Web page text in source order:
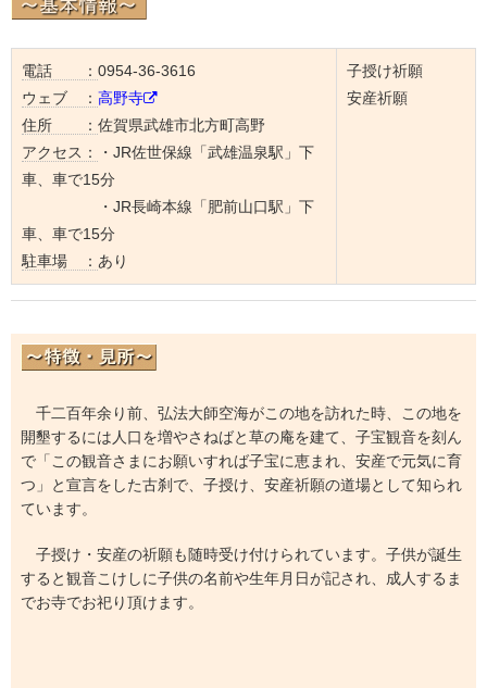
電話 ： 0954-36-3616
ウェブ ： 高野寺
住所 ： 佐賀県武雄市北方町高野
アクセス：
・JR佐世保線「武雄温泉駅」下
車、車で15分
・JR長崎本線「肥前山口駅」下
車、車で15分
駐車場 ： あり
子授け祈願
安産祈願
千二百年余り前、弘法大師空海がこの地を訪れた時、この地を
開墾するには人口を増やさねばと草の庵を建て、子宝観音を刻ん
で「この観音さまにお願いすれば子宝に恵まれ、安産で元気に育
つ」と宣言をした古刹で、子授け、安産祈願の道場として知られ
ています。
子授け・安産の祈願も随時受け付けられています。子供が誕生
すると観音こけしに子供の名前や生年月日が記され、成人するま
でお寺でお祀り頂けます。